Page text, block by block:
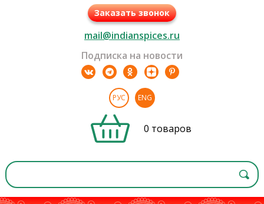
Заказать звонок
mail@indianspices.ru
Подписка на новости
РУС ENG
0 товаров